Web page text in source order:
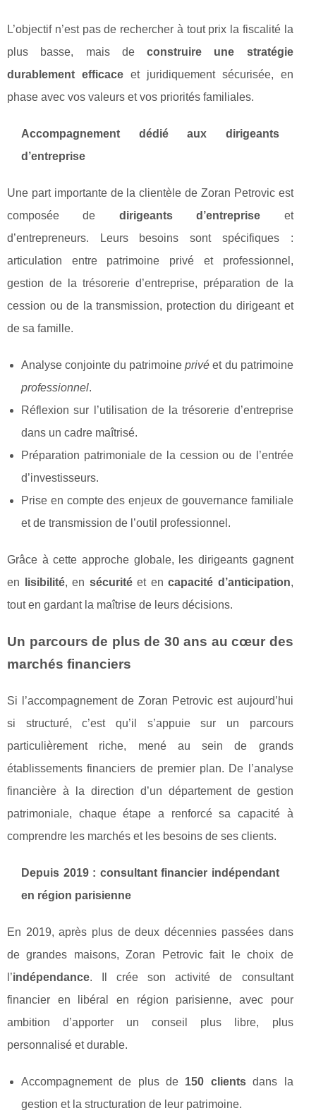
L’objectif n’est pas de rechercher à tout prix la fiscalité la
plus basse, mais deconstruire une stratégie
durablement efficaceet juridiquement sécurisée, en
phase avec vos valeurs et vos priorités familiales.
Accompagnement dédié aux dirigeants
d’entreprise
Une part importante de la clientèle de Zoran Petrovic est
composée de dirigeants d’entreprise et
d’entrepreneurs. Leurs besoins sont spécifiques :
articulation entre patrimoine privé et professionnel,
gestion de la trésorerie d’entreprise, préparation de la
cession ou de la transmission, protection du dirigeant et
de sa famille.
Analyse conjointe du patrimoineprivé et du patrimoine
professionnel.
Réflexion sur l’utilisation de la trésorerie d’entreprise
dans un cadre maîtrisé.
Préparation patrimoniale de la cession ou de l’entrée
d’investisseurs.
Prise en compte des enjeux de gouvernance familiale
et de transmission de l’outil professionnel.
Grâce à cette approche globale, les dirigeants gagnent
en
lisibilité, en sécuritéet encapacité d’anticipation,
tout en gardant la maîtrise de leurs décisions.
Un parcours de plus de 30 ans au cœur des
marchés financiers
Si l’accompagnement de Zoran Petrovic est aujourd’hui
si structuré, c’est qu’il s’appuie sur un parcours
particulièrement riche, mené au sein de grands
établissements financiers de premier plan. De l’analyse
financière à la direction d’un département de gestion
patrimoniale, chaque étape a renforcé sa capacité à
comprendre les marchés et les besoins de ses clients.
Depuis 2019 : consultant financier indépendant
en région parisienne
En 2019, après plus de deux décennies passées dans
de grandes maisons, Zoran Petrovic fait le choix de
l’indépendance. Il crée son activité de consultant
financier en libéral en région parisienne, avec pour
ambition d’apporter un conseil plus libre, plus
personnalisé et durable.
Accompagnement de plus de 150 clientsdans la
gestion et la structuration de leur patrimoine.